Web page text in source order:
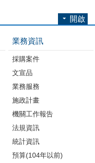
開啟
業務資訊
採購案件
文宣品
業務服務
施政計畫
機關工作報告
法規資訊
統計資訊
預算(104年以前)